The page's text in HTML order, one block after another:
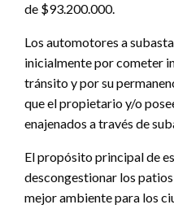
de $93.200.000.
Los automotores a
inicialmente por cometer
tránsito y por su
que el propietario y/o
enajenados a través de
El propósito principal de
descongestionar los
mejor ambiente para los